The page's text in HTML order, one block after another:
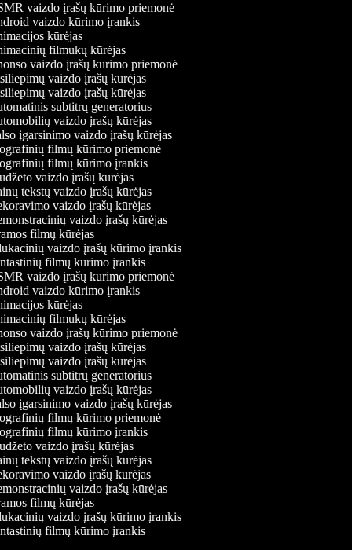
vaizdo įrašų kūrimo priemonė
vaizdo kūrimo įrankis
kūrėjas
filmukų kūrėjas
vaizdo įrašų kūrimo priemonė
vaizdo įrašų kūrėjas
vaizdo įrašų kūrėjas
subtitrų generatorius
vaizdo įrašų kūrėjas
įgarsinimo vaizdo įrašų kūrėjas
filmų kūrimo priemonė
filmų kūrimo įrankis
vaizdo įrašų kūrėjas
tekstų vaizdo įrašų kūrėjas
vaizdo įrašų kūrėjas
vaizdo įrašų kūrėjas
filmų kūrėjas
vaizdo įrašų kūrimo įrankis
filmų kūrimo įrankis
vaizdo įrašų kūrimo priemonė
vaizdo kūrimo įrankis
kūrėjas
filmukų kūrėjas
vaizdo įrašų kūrimo priemonė
vaizdo įrašų kūrėjas
vaizdo įrašų kūrėjas
subtitrų generatorius
vaizdo įrašų kūrėjas
įgarsinimo vaizdo įrašų kūrėjas
filmų kūrimo priemonė
filmų kūrimo įrankis
vaizdo įrašų kūrėjas
tekstų vaizdo įrašų kūrėjas
vaizdo įrašų kūrėjas
vaizdo įrašų kūrėjas
filmų kūrėjas
vaizdo įrašų kūrimo įrankis
filmų kūrimo įrankis